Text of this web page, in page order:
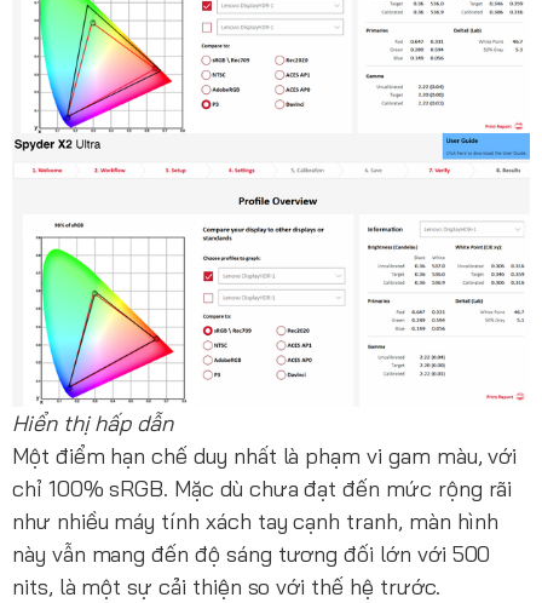
Hiển thị hấp dẫn
Một điểm hạn chế duy nhất là phạm vi gam màu, với
chỉ 100% sRGB. Mặc dù chưa đạt đến mức rộng rãi
như nhiều máy tính xách tay cạnh tranh, màn hình
này vẫn mang đến độ sáng tương đối lớn với 500
nits, là một sự cải thiện so với thế hệ trước.